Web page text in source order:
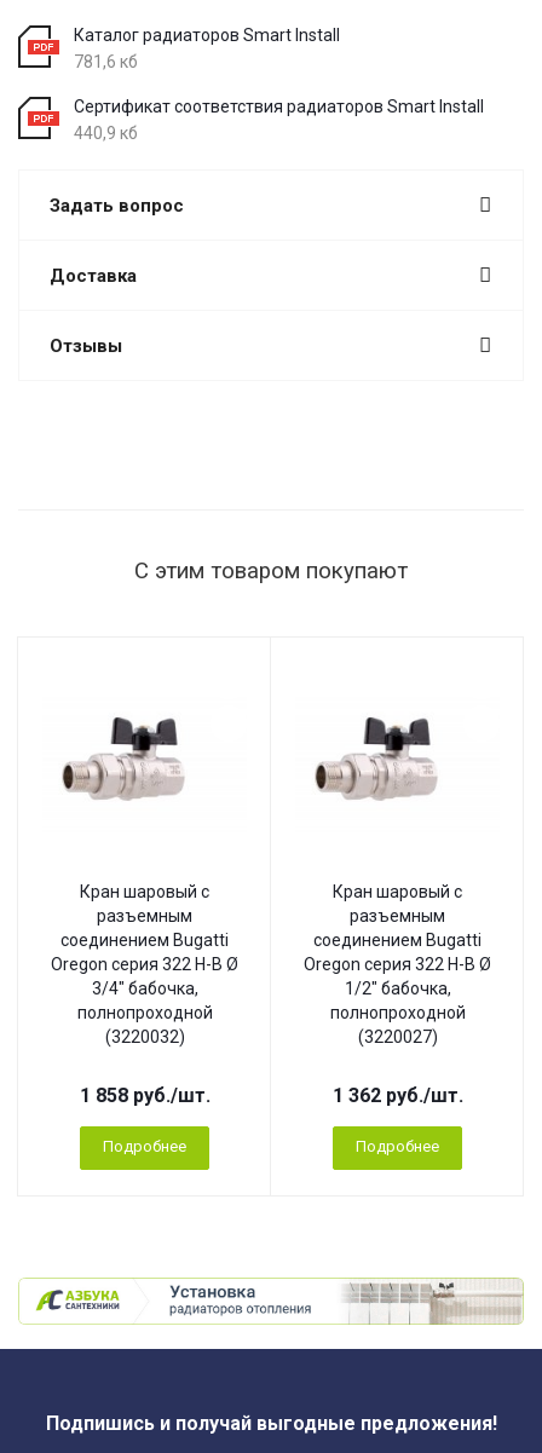
Каталог радиаторов Smart Install
781,6 кб
Сертификат соответствия радиаторов Smart Install
440,9 кб
Задать вопрос
Доставка
Отзывы
С этим товаром покупают
Кран шаровый с
разъемным
соединением Bugatti
Oregon серия 322 Н-В Ø
3/4" бабочка,
полнопроходной
(3220032)
1 858руб./шт.
Подробнее
Кран шаровый с
разъемным
соединением Bugatti
Oregon серия 322 Н-В Ø
1/2" бабочка,
полнопроходной
(3220027)
1 362руб./шт.
Подробнее
Подпишись и получай выгодные предложения!